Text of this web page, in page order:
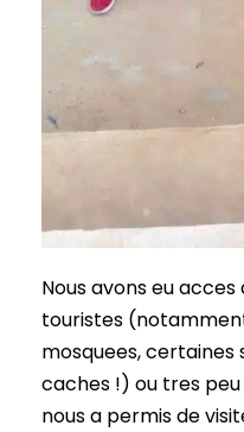
Nous avons eu
touristes
mosquees,
caches !) ou tres
nous a permis de